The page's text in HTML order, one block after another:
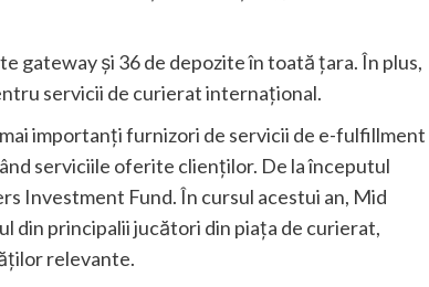
gateway și 36 de depozite în toată țara. În plus,
servicii de curierat internațional.
importanți furnizori de servicii de e-fulfillment
serviciile oferite clienților. De la începutul
Investment Fund. În cursul acestui an, Mid
din principalii jucători din piața de curierat,
relevante.